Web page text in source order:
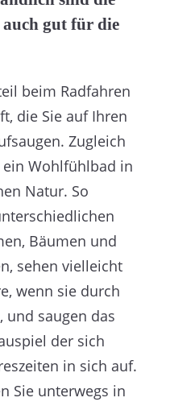
gut für die
beim Radfahren
die Sie auf Ihren
Zugleich
Wohlfühlbad in
Natur. So
Bäumen und
sehen vielleicht
wenn sie durch
und saugen das
der sich
in sich auf.
Sie unterwegs in